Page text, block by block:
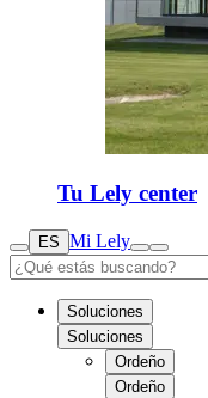
Tu Lely center
ES Mi Lely
Soluciones
Soluciones
Ordeño
Ordeño